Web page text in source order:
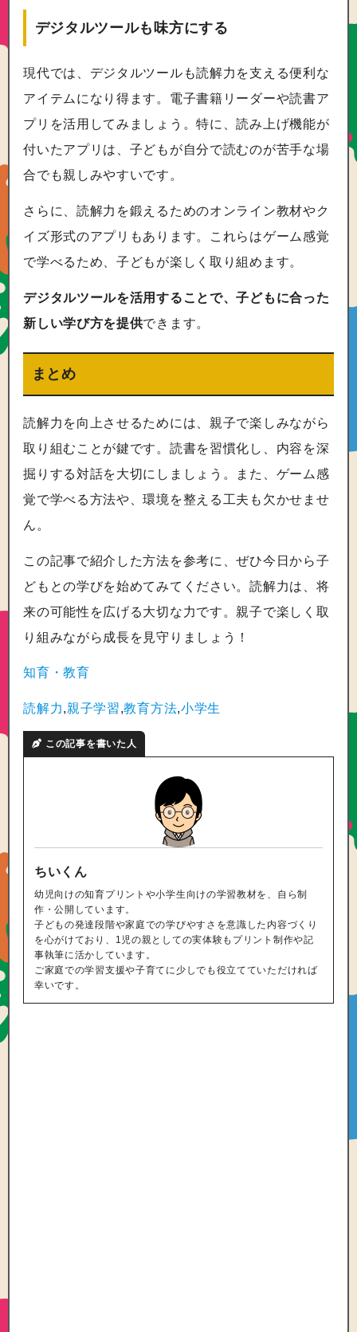
デジタルツールも味方にする
現代では、デジタルツールも読解力を支える便利な
アイテムになり得ます。電子書籍リーダーや読書ア
プリを活用してみましょう。特に、読み上げ機能が
付いたアプリは、子どもが自分で読むのが苦手な場
合でも親しみやすいです。
さらに、読解力を鍛えるためのオンライン教材やク
イズ形式のアプリもあります。これらはゲーム感覚
で学べるため、子どもが楽しく取り組めます。
デジタルツールを活用することで、子どもに合った
新しい学び方を提供できます。
まとめ
読解力を向上させるためには、親子で楽しみながら
取り組むことが鍵です。読書を習慣化し、内容を深
掘りする対話を大切にしましょう。また、ゲーム感
覚で学べる方法や、環境を整える工夫も欠かせませ
ん。
この記事で紹介した方法を参考に、ぜひ今日から子
どもとの学びを始めてみてください。読解力は、将
来の可能性を広げる大切な力です。親子で楽しく取
り組みながら成長を見守りましょう！
知育・教育
読解力,親子学習,教育方法,小学生
この記事を書いた人
ちいくん
幼児向けの知育プリントや小学生向けの学習教材を、自ら制
作・公開しています。
子どもの発達段階や家庭での学びやすさを意識した内容づくり
を心がけており、1児の親としての実体験もプリント制作や記
事執筆に活かしています。
ご家庭での学習支援や子育てに少しでも役立てていただければ
幸いです。